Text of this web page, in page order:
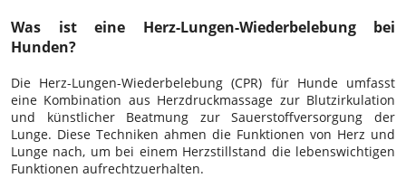
Was ist eine Herz-Lungen-Wiederbelebung bei
Hunden?
Die Herz-Lungen-Wiederbelebung (CPR) für Hunde umfasst
eine Kombination aus Herzdruckmassage zur Blutzirkulation
und künstlicher Beatmung zur Sauerstoffversorgung der
Lunge. Diese Techniken ahmen die Funktionen von Herz und
Lunge nach, um bei einem Herzstillstand die lebenswichtigen
Funktionen aufrechtzuerhalten.